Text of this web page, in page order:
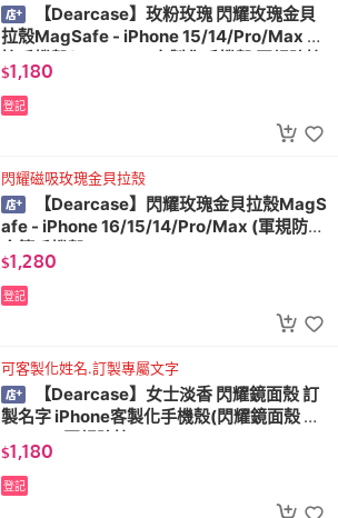
【Dearcase】玫粉玫瑰 閃耀玫瑰金貝
拉殼MagSafe - iPhone 15/14/Pro/Max 防
摔手機殼(MagSafe 客製化手機殼 軍規防摔
金箔手機殼)
$1,180
登記
閃耀磁吸玫瑰金貝拉殼
【Dearcase】閃耀玫瑰金貝拉殼MagS
afe - iPhone 16/15/14/Pro/Max (軍規防摔
金箔手機殼)
$1,280
登記
可客製化姓名.訂製專屬文字
【Dearcase】女士淡香 閃耀鏡面殼 訂
製名字 iPhone客製化手機殼(閃耀鏡面殼 M
agSafe 軍規防摔)
$1,180
登記